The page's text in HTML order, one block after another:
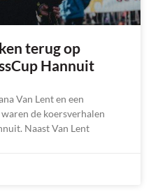
terug op
Hannuit
Van Lent en een
de koersverhalen
Naast Van Lent